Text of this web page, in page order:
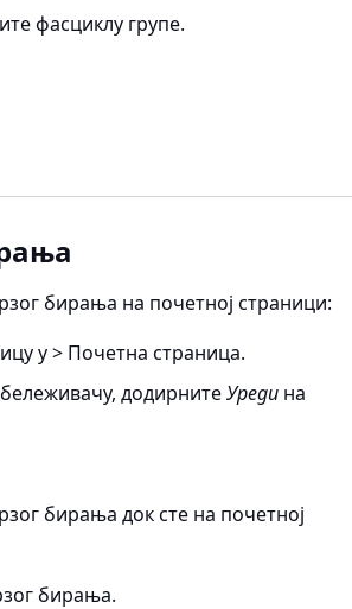
фасциклу групе.
бирања на почетној страници:
у > Почетна страница.
додирнитеУреди на
бирања док сте на почетној
бирања.